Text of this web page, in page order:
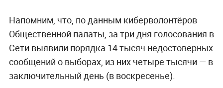
Напомним, что, по данным киберволонтёров
Общественной палаты, за три дня голосования в
Сети выявили порядка 14 тысяч недостоверных
сообщений о выборах, из них четыре тысячи — в
заключительный день (в воскресенье).